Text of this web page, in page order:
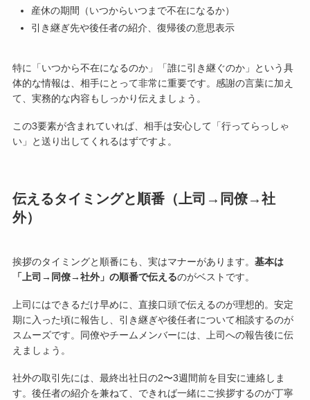
産休の期間（いつからいつまで不在になるか）
引き継ぎ先や後任者の紹介、復帰後の意思表示
特に「いつから不在になるのか」「誰に引き継ぐのか」という具
体的な情報は、相手にとって非常に重要です。感謝の言葉に加え
て、実務的な内容もしっかり伝えましょう。
この3要素が含まれていれば、相手は安心して「行ってらっしゃ
い」と送り出してくれるはずですよ。
伝えるタイミングと順番（上司→同僚→社
外）
挨拶のタイミングと順番にも、実はマナーがあります。 基本は
「上司→同僚→社外」の順番で伝えるのがベストです。
上司にはできるだけ早めに、直接口頭で伝えるのが理想的。安定
期に入った頃に報告し、引き継ぎや後任者について相談するのが
スムーズです。同僚やチームメンバーには、上司への報告後に伝
えましょう。
社外の取引先には、最終出社日の2〜3週間前を目安に連絡しま
す。後任者の紹介を兼ねて、できれば一緒にご挨拶するのが丁寧